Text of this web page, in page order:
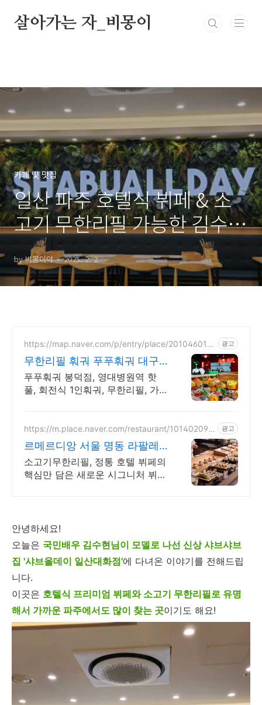
살아가는 자_비몽이
카페 및 맛집
일산 파주 호텔식 뷔페 & 소
고기 무한리필 가능한 김수현
의 샤브올데이 이용꿀팁
by 비몽이야 2025. 2. 2.
https://map.naver.com/p/entry/place/201046017
광고
무한리필 훠궈 푸푸훠궈 대구
핫플 회전식 훠궈맛집
푸푸훠궈 봉덕점, 영대병원역 핫
풀, 회전식 1인훠궈, 무한리필, 가
https://m.place.naver.com/restaurant/101402094
광고
르메르디앙 서울 명동 라팔레
트 파리
소고기무한리필, 정통 호텔 뷔페의
핵심만 담은 새로운 시그니처 뷔페
안녕하세요!
오늘은 국민배우 김수현님이 모델로 나선 신상 샤브샤브
집 '샤브올데이 일산대화점'에 다녀온 이야기를 전해드립
니다.
이곳은 호텔식 프리미엄 뷔페와 소고기 무한리필로 유명
해서 가까운 파주에서도 많이 찾는 곳이기도 해요!